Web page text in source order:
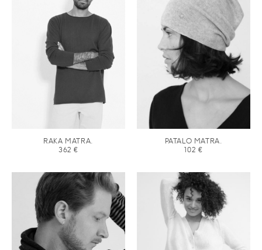
RAKA MATRA.
362€
PATALO MATRA.
102 €